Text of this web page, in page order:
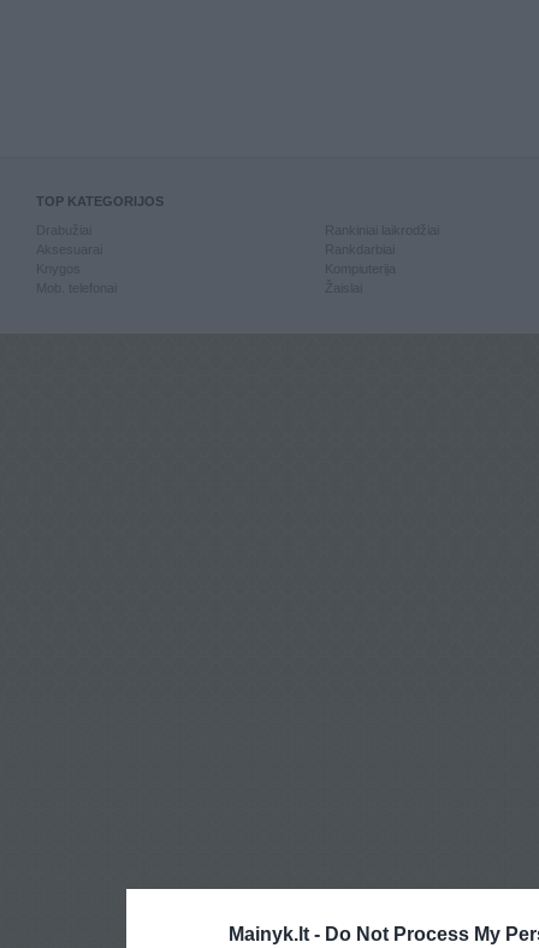
Mainyk.lt - Do Not Process My
TOP KATEGORIJOS
Knygos
Mob. telefonai
Kompiuterija
Žaislai